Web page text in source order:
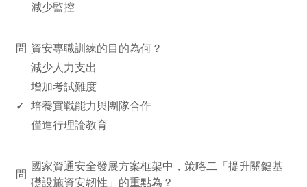
減少監控
問 資安專職訓練的目的為何？
減少人力支出
增加考試難度
✓ 培養實戰能力與團隊合作
僅進行理論教育
問
國家資通安全發展方案框架中，策略二「提升關鍵基
礎設施資安韌性」的重點為？